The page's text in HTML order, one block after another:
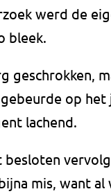
werd de
bleek.
geschrokken,
op
lachend.
besloten
mis, want